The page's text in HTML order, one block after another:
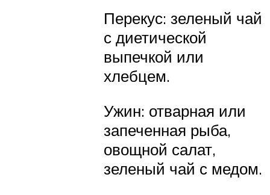
Перекус: зеленый чай
с диетической
выпечкой или
хлебцем.
Ужин: отварная или
запеченная рыба,
овощной салат,
зеленый чай с медом.